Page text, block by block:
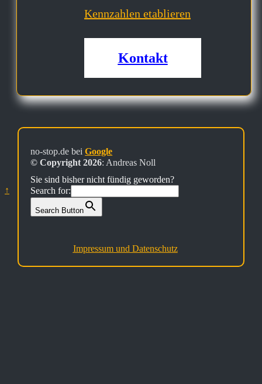
Kennzahlen etablieren
Kontakt
no-stop.de beiGoogle
© Copyright 2026: Andreas Noll
Sie sind bisher nicht fündig geworden?
Search for:
Search Button
Impressum und Datenschutz
↑